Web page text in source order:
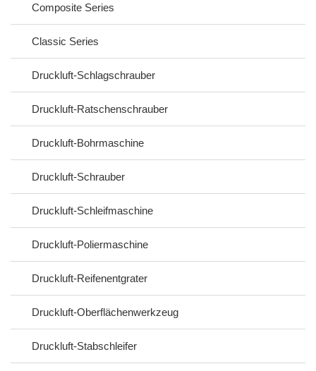
Composite Series
Classic Series
Druckluft-Schlagschrauber
Druckluft-Ratschenschrauber
Druckluft-Bohrmaschine
Druckluft-Schrauber
Druckluft-Schleifmaschine
Druckluft-Poliermaschine
Druckluft-Reifenentgrater
Druckluft-Oberflächenwerkzeug
Druckluft-Stabschleifer